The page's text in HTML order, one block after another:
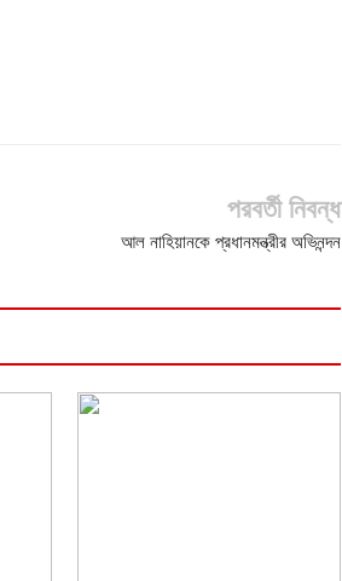
পরবর্তী নিবন্ধ
আল নাহিয়ানকে প্রধানমন্ত্রীর অভিনন্দন